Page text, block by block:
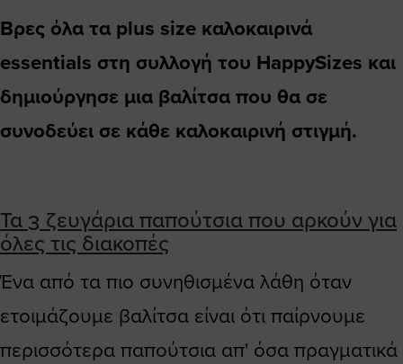
Βρες όλα τα plus size καλοκαιρινά
essentials στη συλλογή του HappySizes και
δημιούργησε μια βαλίτσα που θα σε
συνοδεύει σε κάθε καλοκαιρινή στιγμή.
Τα 3 ζευγάρια παπούτσια που αρκούν για
όλες τις διακοπές
Ένα από τα πιο συνηθισμένα λάθη όταν
ετοιμάζουμε βαλίτσα είναι ότι παίρνουμε
περισσότερα παπούτσια απ' όσα πραγματικά